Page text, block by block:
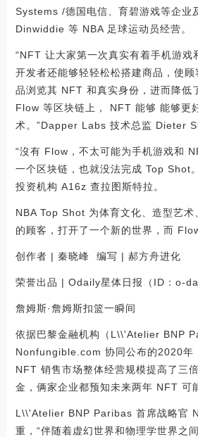
Systems /德国电信、育碧游戏等企业
Dinwiddie 等 NBA 足球运动员经营。
“NFT 让大家第一次真实有着手机游戏
开发者还能够轻轻松松搭建商品，使
品浏览其 NFT 和真实身份，进而降低
Flow 等区块链上， NFT 能够 能够更
术。”Dapper Labs 技术总监 Dieter
“沒有 Flow，不太可能为手机游戏和
一个区块链，也就没法完成 Top Shot
投资机构 A16z 查拉图斯特拉。
NBA Top Shot 为体育文化、造型艺术
的顾客，打开了一个新的世界，而
创作者 | 秦晓峰 编写 | 郝方舟进化
荣誉出品 | Odaily星体日报（ID：o-
詹姆斯·詹姆斯扣篮一瞬间
依据巴黎金融机构（L\\'Atelier BNP
Nonfungible.com 协同公布的2020年
NFT 销售市场整体经营规模提高了三
金，俩家企业都预知未来两年 NFT 可
L\\'Atelier BNP Paribas 首席战略官
重，“伴随着虚幻世界和物理学世界之